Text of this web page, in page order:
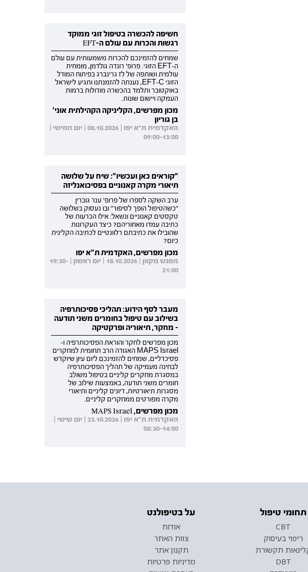
חשיפה להכשרה בטיפול זוגי ממוקד
רגשות והכרות עם עולם ה-EFT
שמחים להזמינכם להכרות משמעותית עם עולם
ה-EFT הזוגי. פרופ' רונדה גולדמן, מומחית
עולמית ושותפה של לז גרינברג בפיתוח המודל
הזוגי EFT-C, נענתה להזמנתנו ותגיע לישראל
באוקטובר ותלמד בהכשרה מודולות ברמות
העמקה ויישום שונות.
מכון מפרשים, הקליניקה הקהילתית אוני'
בן גוריון
האקדמית ת"א יפו | 08.10.2026 | יום חמישי |
09:00-13:00
"קוראים כאן ועכשיו": שיח על שלושה
תיאורי מקרה קאנוניים בפסיכואנליזה
ערב השקה לספרו של פרופ' ענר גוברין
"כשהטיפול הופך לסיפור" ובו נעסוק בשלושה
טקסטים קאנוניים ונשאל: אילו הכרעות של
כתיבה עמדו מאחוריהם? כיצד העקרונות
שהובילו את כתיבתם רלוונטיים לכתיבה הקלינית
כיום?
מכון מפרשים, האקדמית ת"א יפו
מפגש מקוון | 18.10.2026 | יום ראשון | 19:30-
21:00
מעבר לסף הידוע: תהליכי פסיכותרפיה
בשילוב עם טיפול בחומרים משני תודעה
- מחקר, תיאוריה ופרקטיקה
מכון מפרשים לחקר והוראת הפסיכותרפיה ו-
MAPS Israel האגודה הרב תחומית למחקרים
פסיכדליים, שמחים להזמינכם ליום עיון שיוקדש
לבחינה מעמיקה של תהליך הפסיכותרפיה
במסגרת מחקרים קליניים בטיפול משולב
חומרים משני תודעה, באמצעות שילוב של
מסגרות תיאורטיות, דיונים קליניים ותיאורי
מקרה מפורטים ממחקרים קליניים.
מכון מפרשים, MAPS Israel
האקדמית ת"א יפו | 23.10.2026 | יום שישי |
08:30-14:00
תחומי טיפול
CBT
ריפוי בעיסוק
תקשורת
DBT
על בטיפולנט
אודות
צוות האתר
תקנון אתר
מדיניות פרטיות